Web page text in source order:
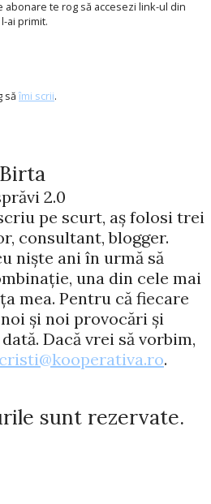
te rog să accesezi link-ul din
ai primit.
săîmi scrii.
2.0
pe scurt, aș folosi trei
consultant, blogger.
niște ani în urmă să
una din cele mai
mea. Pentru că fiecare
și noi provocări și
Dacă vrei să vorbim,
cristi@kooperativa.ro.
sunt rezervate.